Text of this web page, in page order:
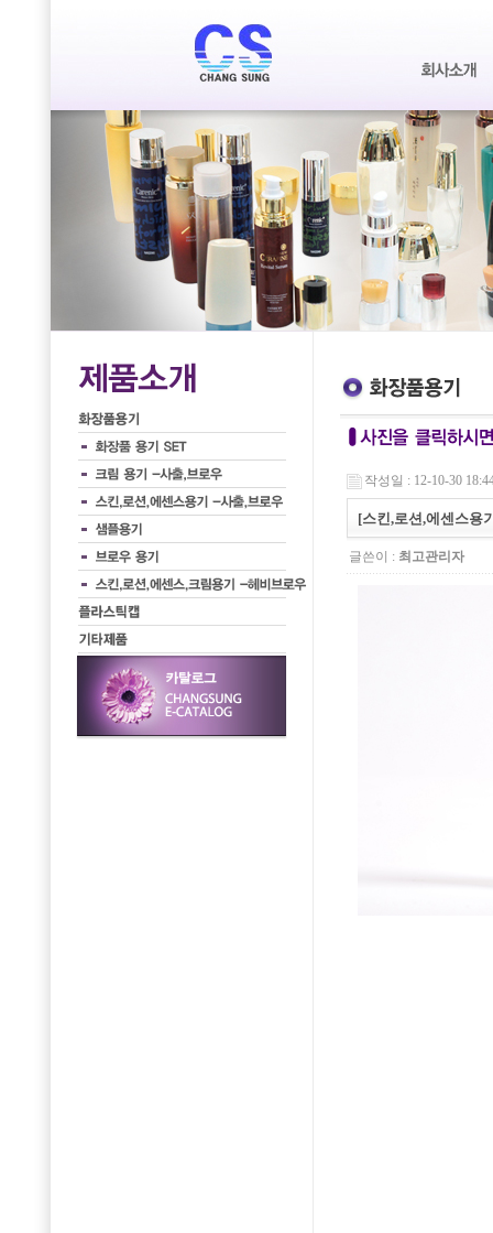
작성일 : 12-10-30
[스킨,로션,에센스용
글쓴이 : 최고관리자